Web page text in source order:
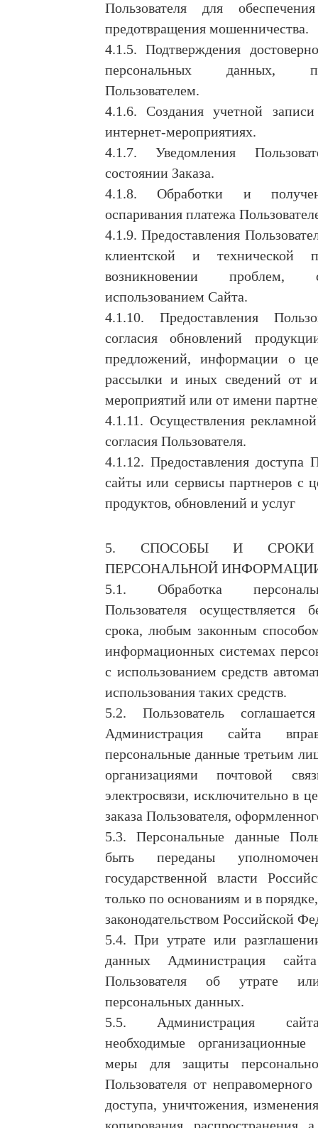
Пользователя для
предотвращения мошенничества.
4.1.5. Подтверждения
персональных данных,
Пользователем.
4.1.6. Создания учетной
интернет-мероприятиях.
4.1.7. Уведомления
состоянии Заказа.
4.1.8. Обработки и
оспаривания платежа
4.1.9. Предоставления
клиентской и технической
возникновении проблем,
использованием Сайта.
4.1.10. Предоставления
согласия обновлений
предложений, информации о
рассылки и иных сведений от
мероприятий или от имени
4.1.11. Осуществления
согласия Пользователя.
4.1.12. Предоставления доступа
сайты или сервисы партнеров с
продуктов, обновлений и услуг
5. СПОСОБЫ И СРОКИ
ПЕРСОНАЛЬНОЙ
5.1. Обработка
Пользователя осуществляется
срока, любым законным
информационных системах
с использованием средств
использования таких средств.
5.2. Пользователь
Администрация сайта
персональные данные третьим
организациями почтовой
электросвязи, исключительно в
заказа Пользователя,
5.3. Персональные данные
быть переданы
государственной власти
только по основаниям и в
законодательством Российской
5.4. При утрате или
данных Администрация
Пользователя об утрате
персональных данных.
5.5. Администрация
необходимые
меры для защиты
Пользователя от
доступа, уничтожения,